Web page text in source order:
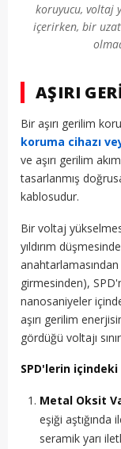
koruyucu, voltaj
içerirken, bir
AŞIRI
Bir aşırı gerilim
koruma cihazı
ve aşırı gerilim
tasarlanmış
kablosudur.
Bir voltaj
yıldırım
girmesinden),
nanosaniyeler
aşırı gerilim
gördüğü voltajı
SPD'lerin
Metal Oksit
eşiği aştığında
seramik yarı